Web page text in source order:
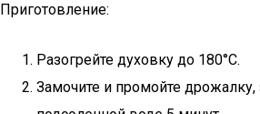
Приготовление:
Разогрейте духовку до 180°C.
Замочите и промойте дрожалку,